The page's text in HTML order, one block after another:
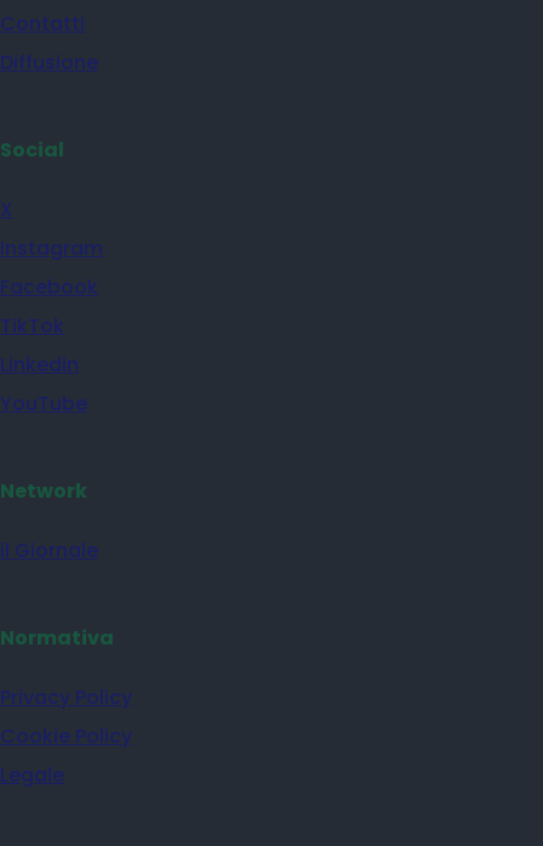
Contatti
Diffusione
Social
X
Instagram
Facebook
TikTok
Linkedin
YouTube
Network
il Giornale
Normativa
Privacy Policy
Cookie Policy
Legale